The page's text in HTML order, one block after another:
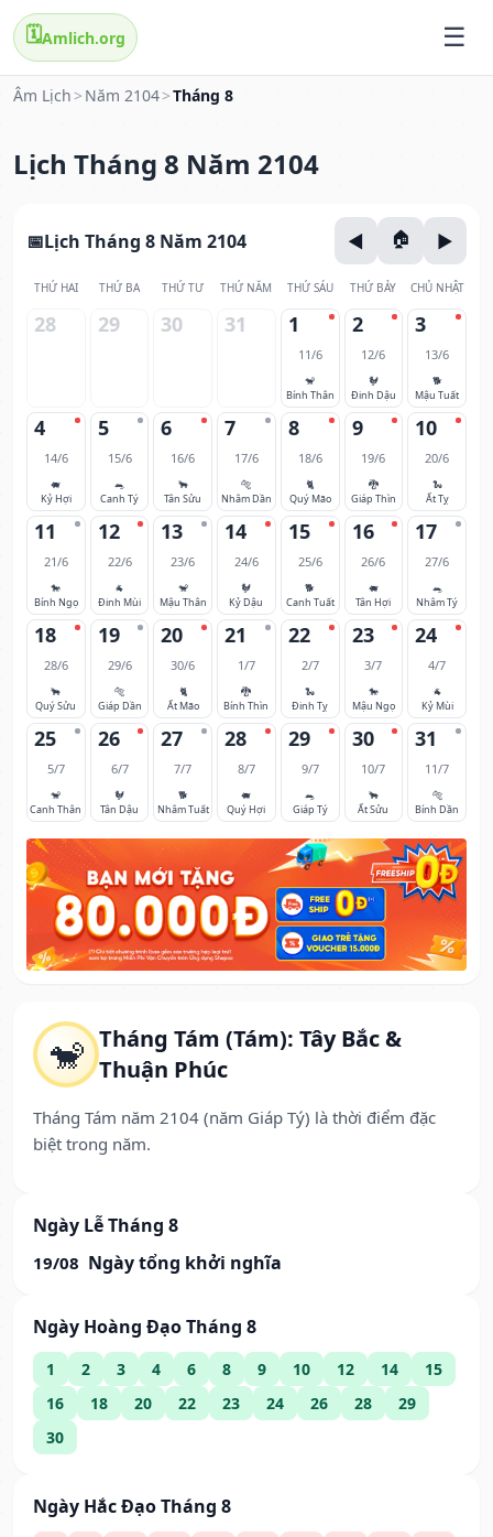
🗓️Amlich.org
Âm Lịch > Năm 2104>Tháng 8
Lịch Tháng 8 Năm 2104
🐒 Tháng Tám (Tám): Tây Bắc &
Thuận Phúc
Tháng Tám năm 2104 (năm Giáp Tý) là thời điểm đặc
biệt trong năm.
Ngày Lễ Tháng 8
19/08 Ngày tổng khởi nghĩa
Ngày Hoàng Đạo Tháng 8
1 2 3 4 6 8 9 10 12 14
15
16
18 20 22 23 24 26 28
29
30
Ngày Hắc Đạo Tháng 8
Lịch Tháng 8 Năm 2104
THỨ HAI THỨ BA THỨ TƯ THỨ NĂM THỨ SÁU THỨ BẢY CHỦ NHẬT
28 29 30 31 1
11/6
🐒
Bính Thân
2
12/6
🐓
Đinh Dậu
3
13/6
🐕
Mậu Tuất
4
14/6
🐖
Kỷ Hợi
5
15/6
🐀
Canh Tý
6
16/6
🐂
Tân Sửu
7
17/6
🐅
Nhâm Dần
8
18/6
🐈
Quý Mão
9
19/6
🐉
Giáp Thìn
10
20/6
🐍
Ất Tỵ
11
21/6
🐎
Bính Ngọ
12
22/6
🐐
Đinh Mùi
13
23/6
🐒
Mậu Thân
14
24/6
🐓
Kỷ Dậu
15
25/6
🐕
Canh Tuất
16
26/6
🐖
Tân Hợi
17
27/6
🐀
Nhâm Tý
18
28/6
🐂
Quý Sửu
19
29/6
🐅
Giáp Dần
20
30/6
🐈
Ất Mão
21
1/7
🐉
Bính Thìn
22
2/7
🐍
Đinh Tỵ
23
3/7
🐎
Mậu Ngọ
24
4/7
🐐
Kỷ Mùi
25
5/7
🐒
Canh Thân
26
6/7
🐓
Tân Dậu
27
7/7
🐕
Nhâm Tuất
28
8/7
🐖
Quý Hợi
29
9/7
🐀
Giáp Tý
30
10/7
🐂
Ất Sửu
31
11/7
🐅
Bính Dần